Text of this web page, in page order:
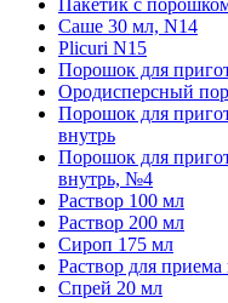
Пакетик с
Саше 30 мл, N14
Plicuri N15
Порошок для
Ородисперсный
Порошок для
внутрь
Порошок для
внутрь, №4
Раствор 100 мл
Раствор 200 мл
Сироп 175 мл
Раствор для
Спрей 20 мл